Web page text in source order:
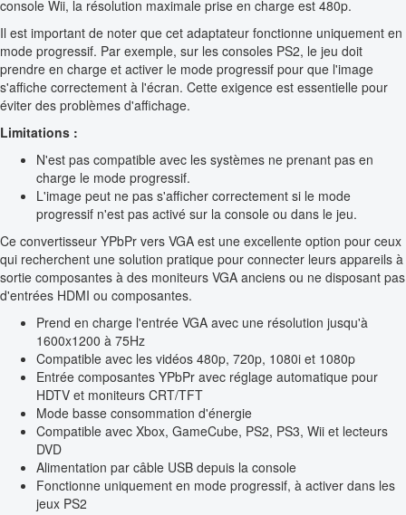
console Wii, la résolution maximale prise en charge est 480p.
Il est important de noter que cet adaptateur fonctionne uniquement en
mode progressif. Par exemple, sur les consoles PS2, le jeu doit
prendre en charge et activer le mode progressif pour que l'image
s'affiche correctement à l'écran. Cette exigence est essentielle pour
éviter des problèmes d'affichage.
Limitations :
N'est pas compatible avec les systèmes ne prenant pas en
charge le mode progressif.
L'image peut ne pas s'afficher correctement si le mode
progressif n'est pas activé sur la console ou dans le jeu.
Ce convertisseur YPbPr vers VGA est une excellente option pour ceux
qui recherchent une solution pratique pour connecter leurs appareils à
sortie composantes à des moniteurs VGA anciens ou ne disposant pas
d'entrées HDMI ou composantes.
Prend en charge l'entrée VGA avec une résolution jusqu'à
1600x1200 à 75Hz
Compatible avec les vidéos 480p, 720p, 1080i et 1080p
Entrée composantes YPbPr avec réglage automatique pour
HDTV et moniteurs CRT/TFT
Mode basse consommation d'énergie
Compatible avec Xbox, GameCube, PS2, PS3, Wii et lecteurs
DVD
Alimentation par câble USB depuis la console
Fonctionne uniquement en mode progressif, à activer dans les
jeux PS2